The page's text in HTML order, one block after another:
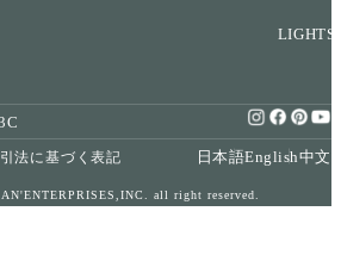
LIGHTS
法に基づく表記 日本語English中文
all right reserved.